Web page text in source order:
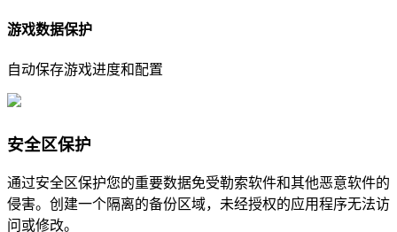
游戏数据保护
自动保存游戏进度和配置
安全区保护
通过安全区保护您的重要数据免受勒索软件和其他恶意软件的
侵害。创建一个隔离的备份区域，未经授权的应用程序无法访
问或修改。